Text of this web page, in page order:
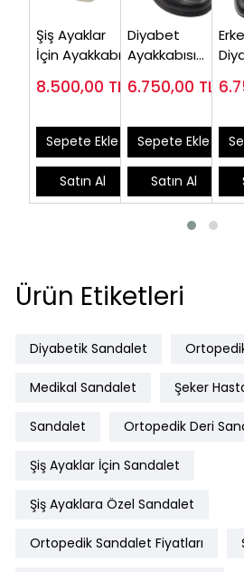
Şiş Ayaklar
İçin Ayakkabı
ODDG54S
8.500,00 TL
Sepete Ekle
Satın Al
Diyabet
Ayakkabısı
OD51S ( Çok
6.750,00 TL
Sepete Ekle
Satın Al
Ürün Etiketleri
Diyabetik Sandalet
Medikal Sandalet Şeker
Sandalet Ortopedik Deri
Şiş Ayaklar İçin Sandalet
Şiş Ayaklara Özel Sandalet
Ortopedik Sandalet Fiyatları